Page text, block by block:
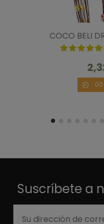
COCO BELI
00
Suscríbete a